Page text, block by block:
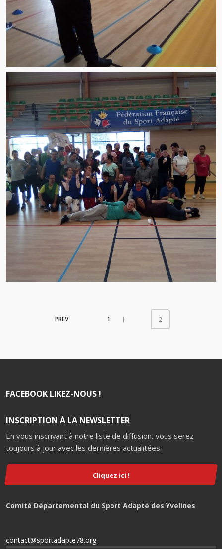
PREV 1 | 2
FACEBOOK LIKEZ-NOUS !
INSCRIPTION À LA NEWSLETTER
En vous inscrivant à notre liste de diffusion, vous serez
toujours à jour avec les dernières actualitées.
Cliquez ici !
Comité Départemental du Sport Adapté des Yvelines
contact@sportadapte78.org